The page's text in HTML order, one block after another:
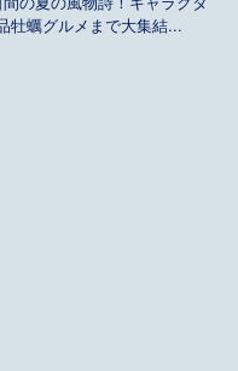
牡蠣グルメまで大集結...